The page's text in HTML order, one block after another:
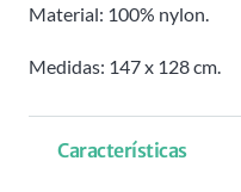
Material: 100% nylon.
Medidas: 147 x 128 cm.
Características